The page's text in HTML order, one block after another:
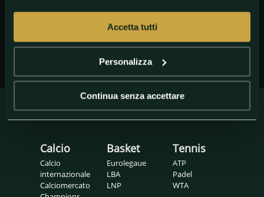
Accetta tutti
Personalizza
Continua senza accettare
Calcio
Calcio
internazionale
Calciomercato
Basket
Eurolegaue
LBA
LNP
Tennis
ATP
Padel
WTA